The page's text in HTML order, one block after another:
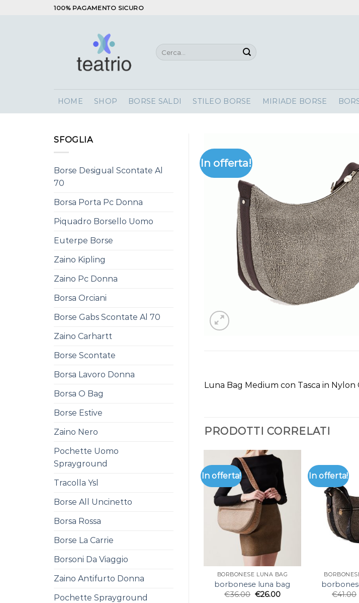
100% PAGAMENTO SICURO
Cerca:
HOME SHOP BORSE SALDI STILEO BORSE MIRIADE BORSE
SFOGLIA
Borse Desigual Scontate Al
70
Borsa Porta Pc Donna
Piquadro Borsello Uomo
Euterpe Borse
Zaino Kipling
Zaino Pc Donna
Borsa Orciani
Borse Gabs Scontate Al 70
Zaino Carhartt
Borse Scontate
Borsa Lavoro Donna
Borsa O Bag
Borse Estive
Zaino Nero
Pochette Uomo
Sprayground
Tracolla Ysl
Borse All Uncinetto
Borsa Rossa
Borse La Carrie
Borsoni Da Viaggio
Zaino Antifurto Donna
Pochette Sprayground
In offerta!
Luna Bag Medium con Tasca in Nylon
PRODOTTI CORRELATI
In offerta!
BORBONESE LUNA BAG
borbonese luna bag
€36.00 €26.00
In offerta!
€41.00